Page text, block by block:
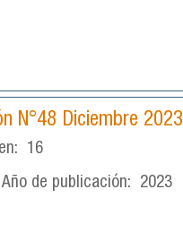
N°48 Diciembre 2023
16
Año de publicación: 2023